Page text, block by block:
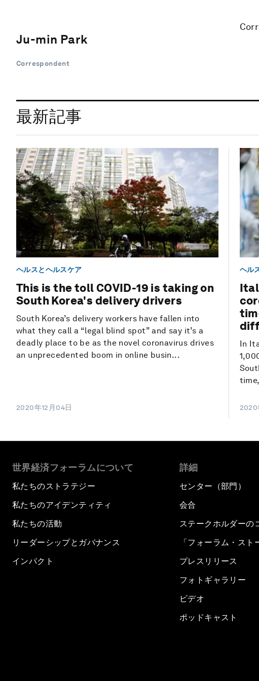
Ju-min Park
Correspondent
最新記事
ヘルスとヘルスケア
This is the toll COVID-19 is taking on
South Korea's delivery drivers
South Korea’s delivery workers have fallen into
what they call a “legal blind spot” and say it’s a
deadly place to be as the novel coronavirus drives
an unprecedented boom in online busin...
2020年12月04日
ヘル
In
2020
世界経済フォーラムについて
私たちのストラテジー
私たちのアイデンティティ
私たちの活動
リーダーシップとガバナンス
インパクト
詳細
センター（部門）
会合
ステークホルダーの
「フォーラム・スト
プレスリリース
フォトギャラリー
ビデオ
ポッドキャスト